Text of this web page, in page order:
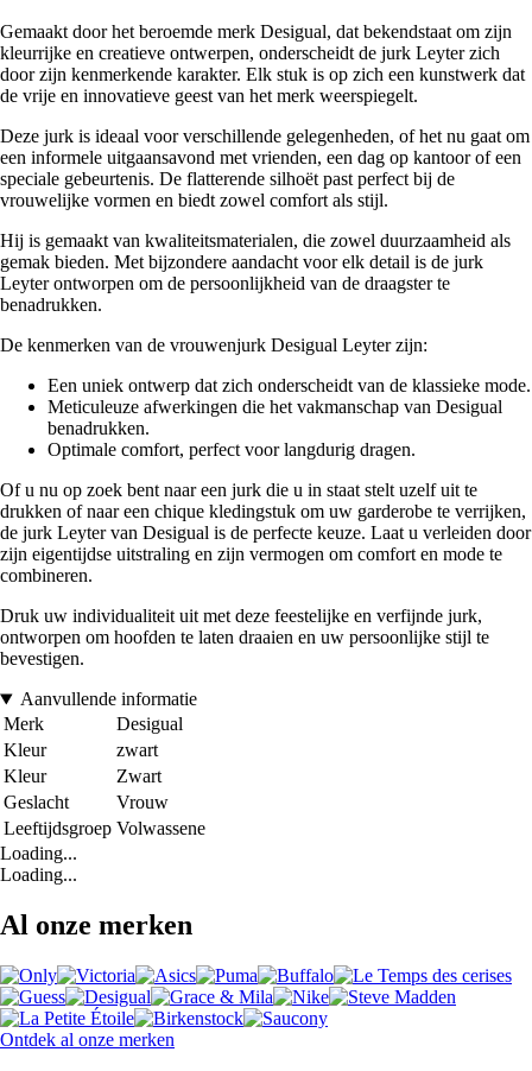
Gemaakt door het beroemde merk Desigual, dat bekendstaat om zijn
kleurrijke en creatieve ontwerpen, onderscheidt de jurk Leyter zich
door zijn kenmerkende karakter. Elk stuk is op zich een kunstwerk dat
de vrije en innovatieve geest van het merk weerspiegelt.
Deze jurk is ideaal voor verschillende gelegenheden, of het nu gaat om
een informele uitgaansavond met vrienden, een dag op kantoor of een
speciale gebeurtenis. De flatterende silhoët past perfect bij de
vrouwelijke vormen en biedt zowel comfort als stijl.
Hij is gemaakt van kwaliteitsmaterialen, die zowel duurzaamheid als
gemak bieden. Met bijzondere aandacht voor elk detail is de jurk
Leyter ontworpen om de persoonlijkheid van de draagster te
benadrukken.
De kenmerken van de vrouwenjurk Desigual Leyter zijn:
Een uniek ontwerp dat zich onderscheidt van de klassieke mode.
Meticuleuze afwerkingen die het vakmanschap van Desigual
benadrukken.
Optimale comfort, perfect voor langdurig dragen.
Of u nu op zoek bent naar een jurk die u in staat stelt uzelf uit te
drukken of naar een chique kledingstuk om uw garderobe te verrijken,
de jurk Leyter van Desigual is de perfecte keuze. Laat u verleiden door
zijn eigentijdse uitstraling en zijn vermogen om comfort en mode te
combineren.
Druk uw individualiteit uit met deze feestelijke en verfijnde jurk,
ontworpen om hoofden te laten draaien en uw persoonlijke stijl te
bevestigen.
Aanvullende informatie
Merk
Desigual
Kleur
zwart
Kleur
Zwart
Geslacht
Vrouw
Leeftijdsgroep Volwassene
Loading...
Loading...
Al onze merken
Ontdek al onze merken